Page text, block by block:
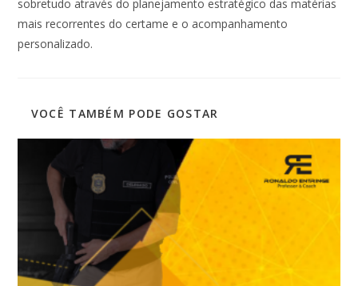
sobretudo através do planejamento estratégico das matérias
mais recorrentes do certame e o acompanhamento
personalizado.
VOCÊ TAMBÉM PODE GOSTAR